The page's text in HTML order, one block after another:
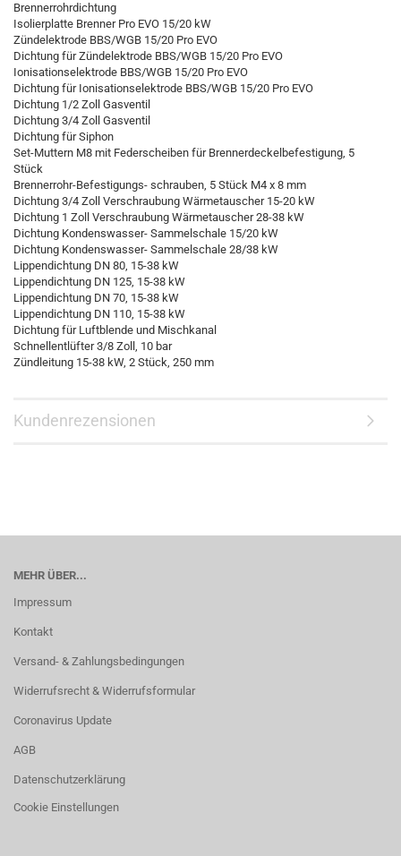
Brennerrohrdichtung
Isolierplatte Brenner Pro EVO 15/20 kW
Zündelektrode BBS/WGB 15/20 Pro EVO
Dichtung für Zündelektrode BBS/WGB 15/20 Pro EVO
Ionisationselektrode BBS/WGB 15/20 Pro EVO
Dichtung für Ionisationselektrode BBS/WGB 15/20 Pro EVO
Dichtung 1/2 Zoll Gasventil
Dichtung 3/4 Zoll Gasventil
Dichtung für Siphon
Set-Muttern M8 mit Federscheiben für Brennerdeckelbefestigung, 5
Stück
Brennerrohr-Befestigungs- schrauben, 5 Stück M4 x 8 mm
Dichtung 3/4 Zoll Verschraubung Wärmetauscher 15-20 kW
Dichtung 1 Zoll Verschraubung Wärmetauscher 28-38 kW
Dichtung Kondenswasser- Sammelschale 15/20 kW
Dichtung Kondenswasser- Sammelschale 28/38 kW
Lippendichtung DN 80, 15-38 kW
Lippendichtung DN 125, 15-38 kW
Lippendichtung DN 70, 15-38 kW
Lippendichtung DN 110, 15-38 kW
Dichtung für Luftblende und Mischkanal
Schnellentlüfter 3/8 Zoll, 10 bar
Zündleitung 15-38 kW, 2 Stück, 250 mm
Kundenrezensionen
MEHR ÜBER...
Impressum
Kontakt
Versand- & Zahlungsbedingungen
Widerrufsrecht & Widerrufsformular
Coronavirus Update
AGB
Datenschutzerklärung
Cookie Einstellungen